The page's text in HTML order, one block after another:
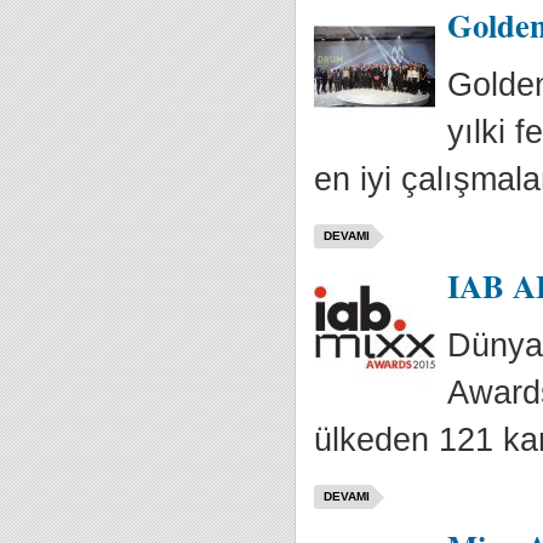
yılki
en iyi
DEVAMI
IAB
ülkeden 121
DEVAMI